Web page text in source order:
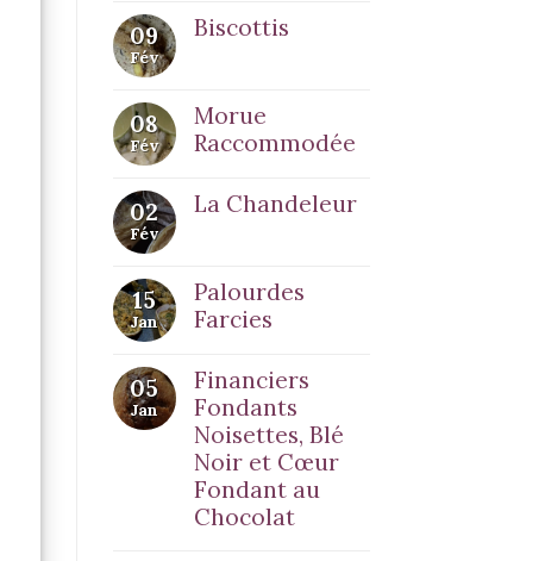
09
Fév
Biscottis
08
Fév
Morue
Raccommodée
02
Fév
La Chandeleur
15
Jan
Palourdes
Farcies
05
Jan
Financiers
Fondants
Noisettes, Blé
Noir et Cœur
Fondant au
Chocolat